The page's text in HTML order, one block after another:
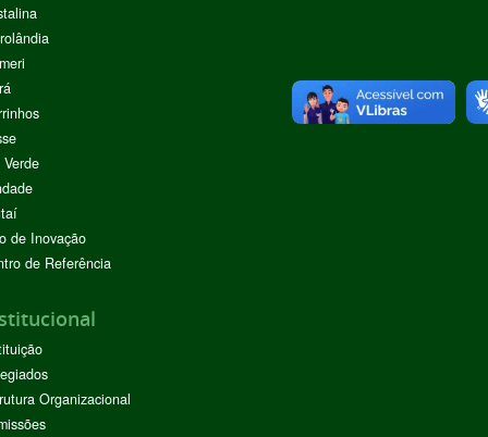
de Inovação
de Referência
Organizacional